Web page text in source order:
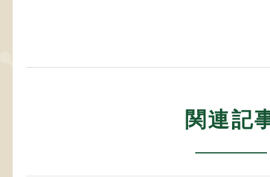
関連記